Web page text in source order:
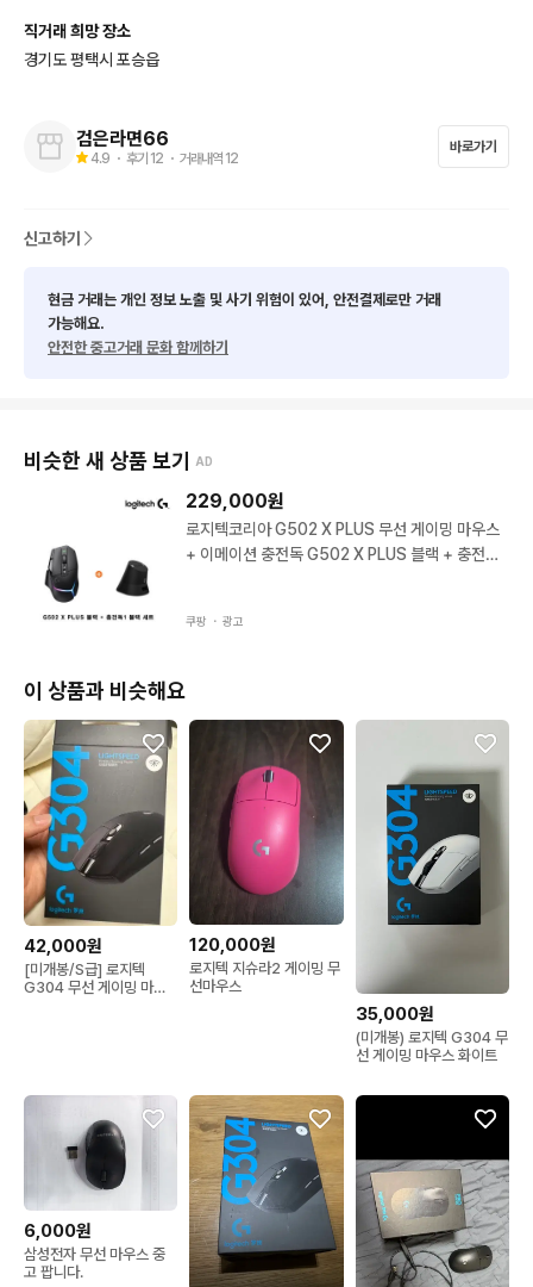
직거래 희망 장소
경기도 평택시 포승읍
검은라면66
4.9 ・ 후기 12 ・ 거래내역 12
바로가기
신고하기
현금 거래는 개인 정보 노출 및 사기 위험이 있어, 안전결제로만 거래
가능해요.
안전한 중고거래 문화 함께하기
비슷한 새 상품 보기 AD
229,000원
로지텍코리아 G502 X PLUS 무선 게이밍 마우스
+ 이메이션 충전독 G502 X PLUS 블랙 + 충전독
쿠팡 ・ 광고
이 상품과 비슷해요
42,000원
[미개봉/S급] 로지텍
G304 무선 게이밍 마우
120,000원
로지텍 지슈라2 게이밍 무
선마우스
35,000원
(미개봉) 로지텍 G304 무
선 게이밍 마우스 화이트
6,000원
삼성전자 무선 마우스 중
고 팝니다.